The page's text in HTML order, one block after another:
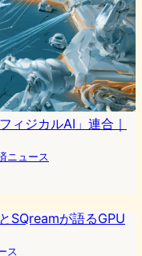
ィジカルAI」連合｜
ニュース
SQreamが語るGPU
ス